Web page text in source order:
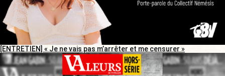
[ENTRETIEN] « Je ne vais pas m’arrêter et me censurer »